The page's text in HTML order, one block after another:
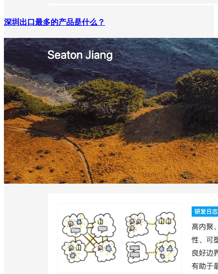
深圳出口最多的产品是什么？